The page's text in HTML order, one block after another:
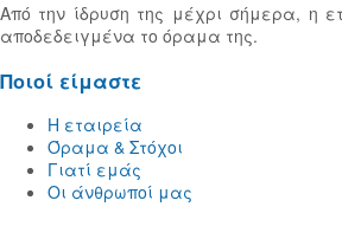
Από την ίδρυση της μέχρι σήμερα, η
αποδεδειγμένα το όραμα της.
Ποιοί είμαστε
Η εταιρεία
Όραμα & Στόχοι
Γιατί εμάς
Οι άνθρωποί μας